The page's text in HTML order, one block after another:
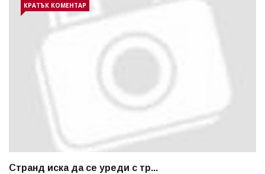
КРАТЪК КОМЕНТАР
Странд иска да се уреди с тр...